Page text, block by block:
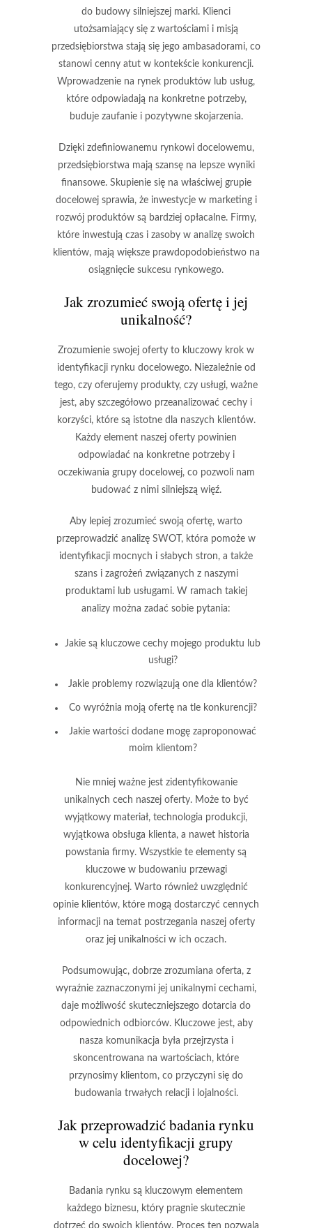
do budowy silniejszej marki. Klienci
utożsamiający się z wartościami i misją
przedsiębiorstwa stają się jego ambasadorami, co
stanowi cenny atut w kontekście konkurencji.
Wprowadzenie na rynek produktów lub usług,
które odpowiadają na konkretne potrzeby,
buduje zaufanie i pozytywne skojarzenia.
Dzięki zdefiniowanemu rynkowi docelowemu,
przedsiębiorstwa mają szansę na lepsze wyniki
finansowe. Skupienie się na właściwej grupie
docelowej sprawia, że inwestycje w marketing i
rozwój produktów są bardziej opłacalne. Firmy,
które inwestują czas i zasoby w analizę swoich
klientów, mają większe prawdopodobieństwo na
osiągnięcie sukcesu rynkowego.
Jak zrozumieć swoją ofertę i jej
unikalność?
Zrozumienie swojej oferty to kluczowy krok w
identyfikacji rynku docelowego. Niezależnie od
tego, czy oferujemy produkty, czy usługi, ważne
jest, aby szczegółowo przeanalizować cechy i
korzyści, które są istotne dla naszych klientów.
Każdy element naszej oferty powinien
odpowiadać na konkretne potrzeby i
oczekiwania grupy docelowej, co pozwoli nam
budować z nimi silniejszą więź.
Aby lepiej zrozumieć swoją ofertę, warto
przeprowadzić analizę SWOT, która pomoże w
identyfikacji mocnych i słabych stron, a także
szans i zagrożeń związanych z naszymi
produktami lub usługami. W ramach takiej
analizy można zadać sobie pytania:
Jakie są kluczowe cechy mojego produktu lub
usługi?
Jakie problemy rozwiązują one dla klientów?
Co wyróżnia moją ofertę na tle konkurencji?
Jakie wartości dodane mogę zaproponować
moim klientom?
Nie mniej ważne jest zidentyfikowanie
unikalnych cech naszej oferty. Może to być
wyjątkowy materiał, technologia produkcji,
wyjątkowa obsługa klienta, a nawet historia
powstania firmy. Wszystkie te elementy są
kluczowe w budowaniu przewagi
konkurencyjnej. Warto również uwzględnić
opinie klientów, które mogą dostarczyć cennych
informacji na temat postrzegania naszej oferty
oraz jej unikalności w ich oczach.
Podsumowując, dobrze zrozumiana oferta, z
wyraźnie zaznaczonymi jej unikalnymi cechami,
daje możliwość skuteczniejszego dotarcia do
odpowiednich odbiorców. Kluczowe jest, aby
nasza komunikacja była przejrzysta i
skoncentrowana na wartościach, które
przynosimy klientom, co przyczyni się do
budowania trwałych relacji i lojalności.
Jak przeprowadzić badania rynku
w celu identyfikacji grupy
docelowej?
Badania rynku są kluczowym elementem
każdego biznesu, który pragnie skutecznie